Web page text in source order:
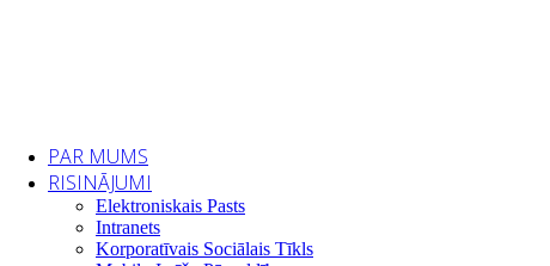
PAR MUMS
RISINĀJUMI
Elektroniskais Pasts
Intranets
Korporatīvais Sociālais Tīkls